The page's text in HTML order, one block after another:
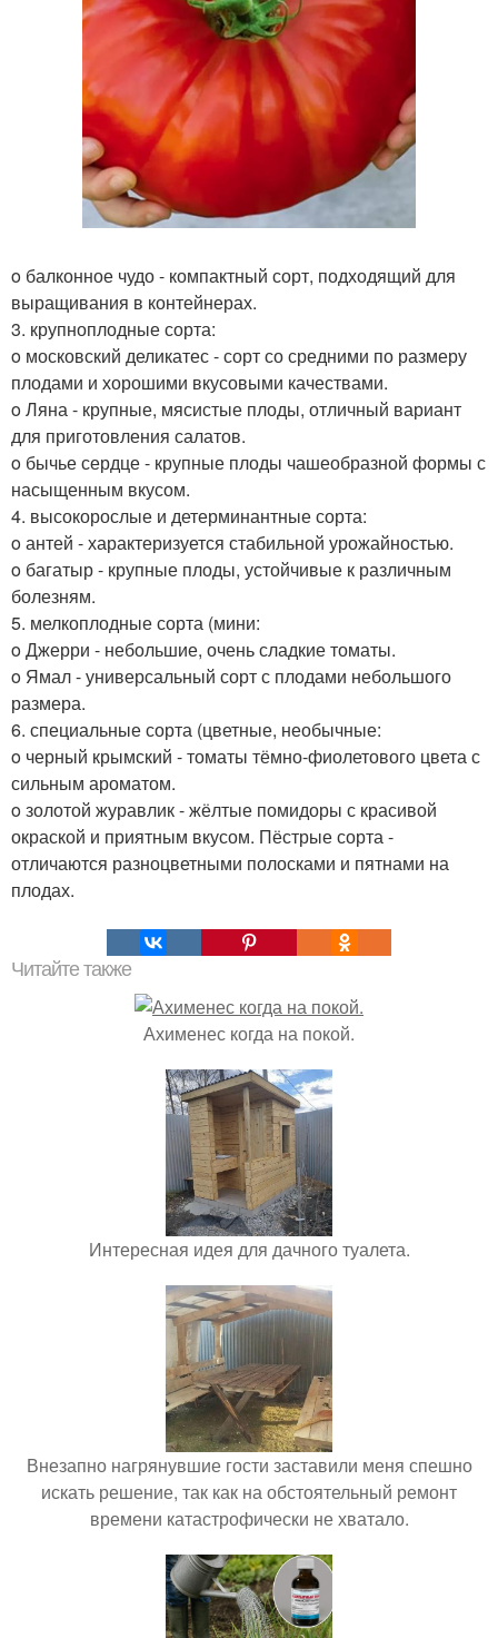
o балконное чудо - компактный сорт, подходящий для
выращивания в контейнерах.
3. крупноплодные сорта:
o московский деликатес - сорт со средними по размеру
плодами и хорошими вкусовыми качествами.
o Ляна - крупные, мясистые плоды, отличный вариант
для приготовления салатов.
o бычье сердце - крупные плоды чашеобразной формы с
насыщенным вкусом.
4. высокорослые и детерминантные сорта:
o антей - характеризуется стабильной урожайностью.
o багатыр - крупные плоды, устойчивые к различным
болезням.
5. мелкоплодные сорта (мини:
o Джерри - небольшие, очень сладкие томаты.
o Ямал - универсальный сорт с плодами небольшого
размера.
6. специальные сорта (цветные, необычные:
o черный крымский - томаты тёмно-фиолетового цвета с
сильным ароматом.
o золотой журавлик - жёлтые помидоры с красивой
окраской и приятным вкусом. Пёстрые сорта -
отличаются разноцветными полосками и пятнами на
плодах.
Читайте также
Ахименес когда на покой.
Интересная идея для дачного туалета.
Внезапно нагрянувшие гости заставили меня спешно
искать решение, так как на обстоятельный ремонт
времени катастрофически не хватало.